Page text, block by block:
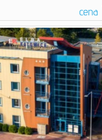
cena